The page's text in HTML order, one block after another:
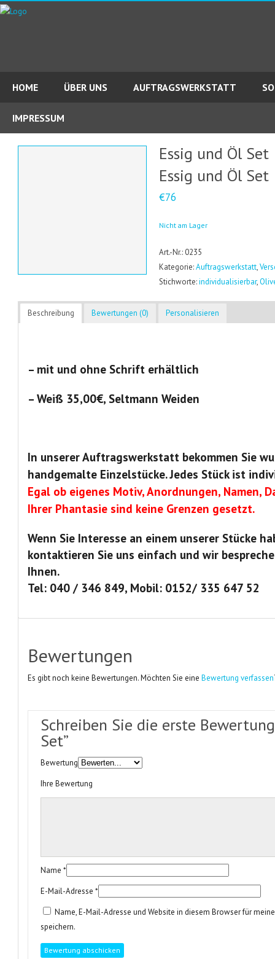
HOME ÜBER UNS AUFTRAGSWERKSTATT
IMPRESSUM
Essig und Öl Set
Essig und Öl Set
€76
Nicht am Lager
Art.-Nr.: 0235
Kategorie:Auftragswerkstatt,
Stichworte:individualisierbar,
Beschreibung Bewertungen (0) Personalisieren
– mit und ohne Schrift erhältlich
– Weiß 35,00€, Seltmann Weiden
In unserer Auftragswerkstatt bekommen Sie
handgemalte Einzelstücke. Jedes Stück ist
Egal ob eigenes Motiv, Anordnungen, Namen,
Ihrer Phantasie sind keine Grenzen gesetzt.
Wenn Sie Interesse an einem unserer Stücke
kontaktieren Sie uns einfach und wir
Ihnen.
Tel: 040 / 346 849, Mobil: 0152/ 335 647 52
Bewertungen
Es gibt noch keine Bewertungen. Möchten Sie eineBewertung verfassen
Schreiben Sie die erste
Set”
Bewertung
Ihre Bewertung
Name *
E-Mail-Adresse *
Name, E-Mail-Adresse und Website in diesem Browser für
speichern.